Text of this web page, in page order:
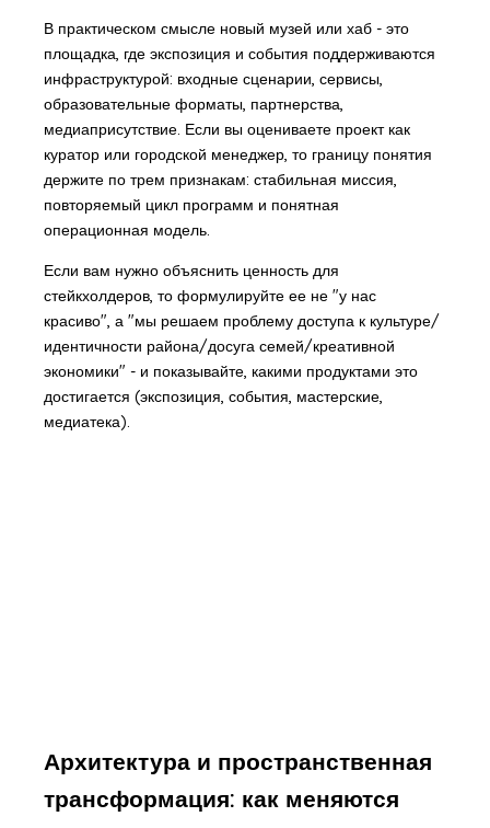
В практическом смысле новый музей или хаб - это
площадка, где экспозиция и события поддерживаются
инфраструктурой: входные сценарии, сервисы,
образовательные форматы, партнерства,
медиаприсутствие. Если вы оцениваете проект как
куратор или городской менеджер, то границу понятия
держите по трем признакам: стабильная миссия,
повторяемый цикл программ и понятная
операционная модель.
Если вам нужно объяснить ценность для
стейкхолдеров, то формулируйте ее не "у нас
красиво", а "мы решаем проблему доступа к культуре/
идентичности района/досуга семей/креативной
экономики" - и показывайте, какими продуктами это
достигается (экспозиция, события, мастерские,
медиатека).
Архитектура и пространственная
трансформация: как меняются